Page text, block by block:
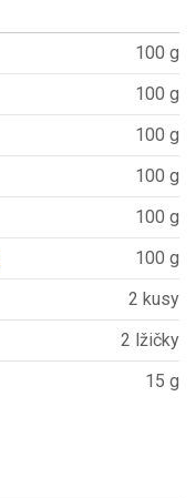
100 g
100 g
100 g
100 g
100 g
100 g
2 kusy
2 lžičky
15 g